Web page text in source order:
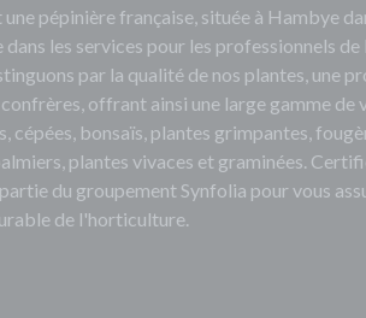
pépinière française, située à Hambye
dans les services pour les professionnels
par la qualité de nos plantes, une
offrant ainsi une large gamme de
cépées, bonsaïs, plantes grimpantes,
plantes vivaces et graminées.
du groupement Synfolia pour vous
de l'horticulture.